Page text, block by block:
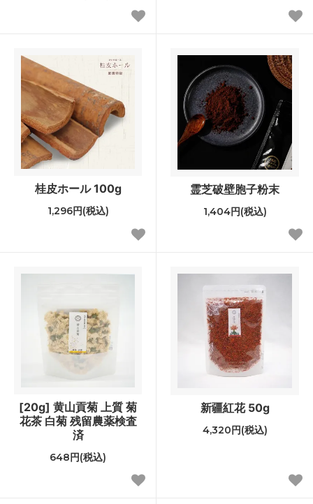
桂皮ホール 100g
1,296円(税込)
霊芝破壁胞子粉末
1,404円(税込)
[20g] 黄山貢菊 上質 菊
花茶 白菊 残留農薬検査
済
648円(税込)
新疆紅花 50g
4,320円(税込)